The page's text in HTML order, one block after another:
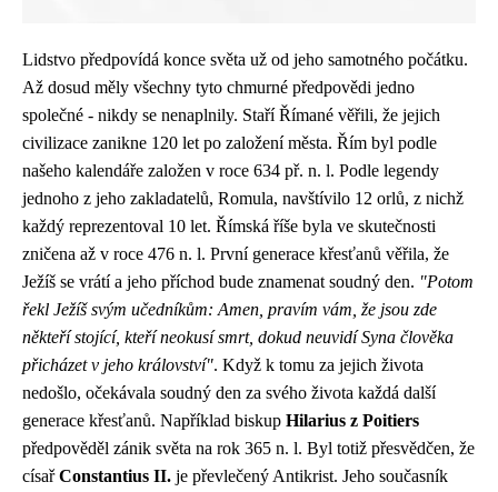
Lidstvo předpovídá konce světa už od jeho samotného počátku.
Až dosud měly všechny tyto chmurné předpovědi jedno
společné - nikdy se nenaplnily. Staří Římané věřili, že jejich
civilizace zanikne 120 let po založení města. Řím byl podle
našeho kalendáře založen v roce 634 př. n. l. Podle legendy
jednoho z jeho zakladatelů, Romula, navštívilo 12 orlů, z nichž
každý reprezentoval 10 let. Římská říše byla ve skutečnosti
zničena až v roce 476 n. l. První generace křesťanů věřila, že
Ježíš se vrátí a jeho příchod bude znamenat soudný den. "Potom
řekl Ježíš svým učedníkům: Amen, pravím vám, že jsou zde
někteří stojící, kteří neokusí smrt, dokud neuvidí Syna člověka
přicházet v jeho království". Když k tomu za jejich života
nedošlo, očekávala soudný den za svého života každá další
generace křesťanů. Například biskup Hilarius z Poitiers
předpověděl zánik světa na rok 365 n. l. Byl totiž přesvědčen, že
císařConstantius II. je převlečený Antikrist. Jeho současník